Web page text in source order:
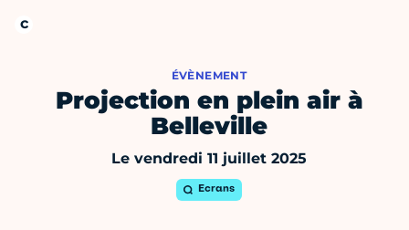
ÉVÈNEMENT
Projection en plein air à
Belleville
Le vendredi 11 juillet 2025
Ecrans